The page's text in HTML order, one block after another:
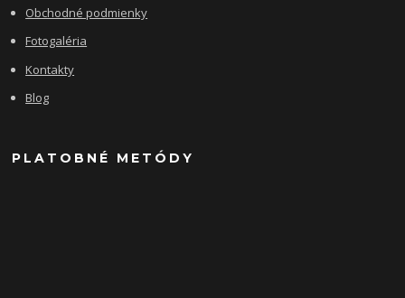
Obchodné podmienky
Fotogaléria
Kontakty
Blog
PLATOBNÉ METÓDY